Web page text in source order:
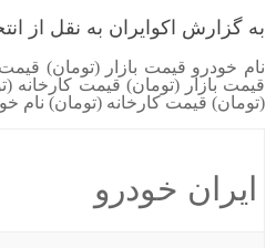
به گزارش اکوایران به نقل از انتخاب، قیمت
نام خودرو قیمت بازار (تومان)
قیمت بازار (تومان) قیمت کارخانه
(تومان) قیمت کارخانه (تومان) نام
ایران خودرو